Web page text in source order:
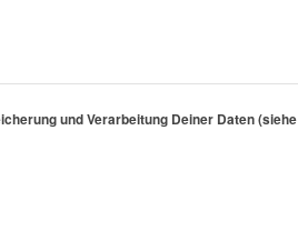
und Verarbeitung Deiner Daten (siehe